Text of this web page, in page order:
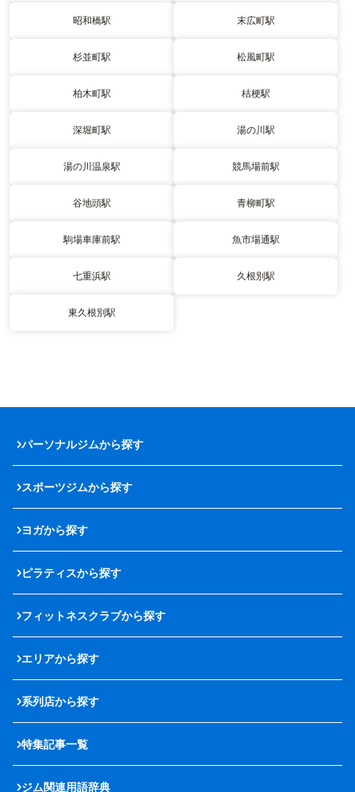
昭和橋駅 末広町駅
杉並町駅 松風町駅
柏木町駅 桔梗駅
深堀町駅 湯の川駅
湯の川温泉駅 競馬場前駅
谷地頭駅 青柳町駅
駒場車庫前駅 魚市場通駅
七重浜駅 久根別駅
東久根別駅
パーソナルジムから探す
スポーツジムから探す
ヨガから探す
ピラティスから探す
フィットネスクラブから探す
エリアから探す
系列店から探す
特集記事一覧
ジム関連用語辞典